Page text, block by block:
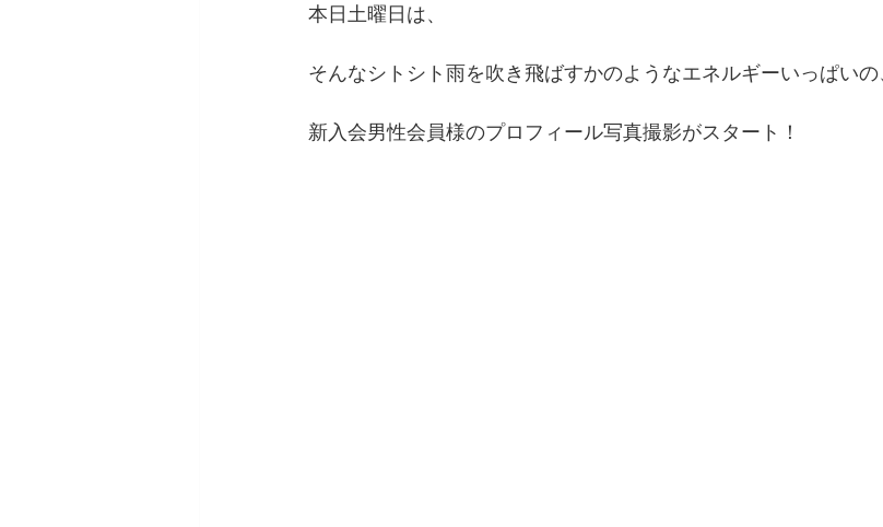
本日土曜日は、
そんなシトシト雨を吹き飛ばすかのようなエネルギーいっぱいの
新入会男性会員様のプロフィール写真撮影がスタート！